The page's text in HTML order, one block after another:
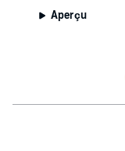
Aperçu